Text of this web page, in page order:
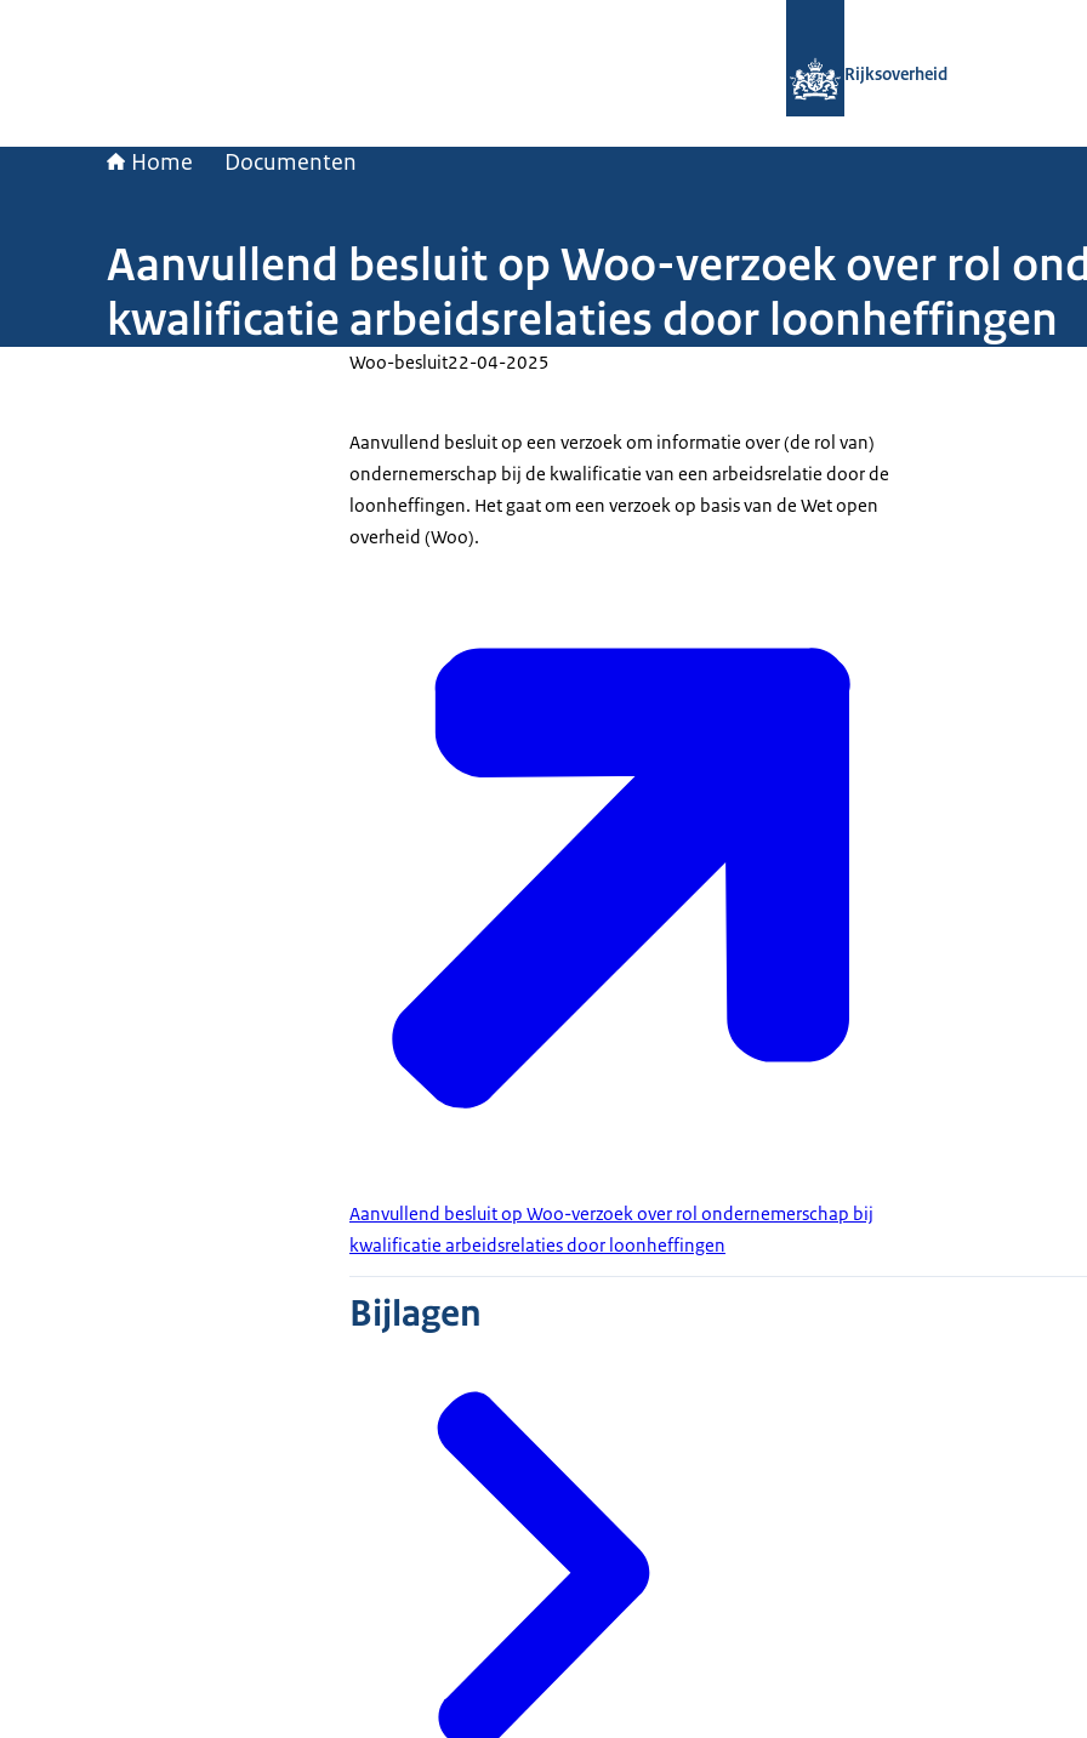
Rijksoverheid
Home Documenten
Aanvullend besluit op Woo-verzoek over rol
kwalificatie arbeidsrelaties door loonheffingen
Woo-besluit22-04-2025
Aanvullend besluit op een verzoek om informatie over (de rol van)
ondernemerschap bij de kwalificatie van een arbeidsrelatie door de
loonheffingen. Het gaat om een verzoek op basis van de Wet open
overheid (Woo).
Aanvullend besluit op Woo-verzoek over rol ondernemerschap bij
kwalificatie arbeidsrelaties door loonheffingen
Bijlagen